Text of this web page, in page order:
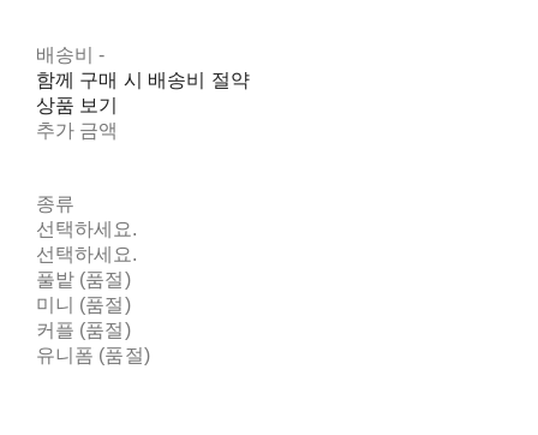
배송비-
함께 구매 시 배송비 절약
상품 보기
추가 금액
종류
선택하세요.
선택하세요.
풀밭 (품절)
미니 (품절)
커플 (품절)
유니폼 (품절)